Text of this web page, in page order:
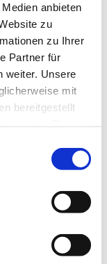
anbieten
zu
zu Ihrer
Partner für
weiter. Unsere
mit
bereitgestellt